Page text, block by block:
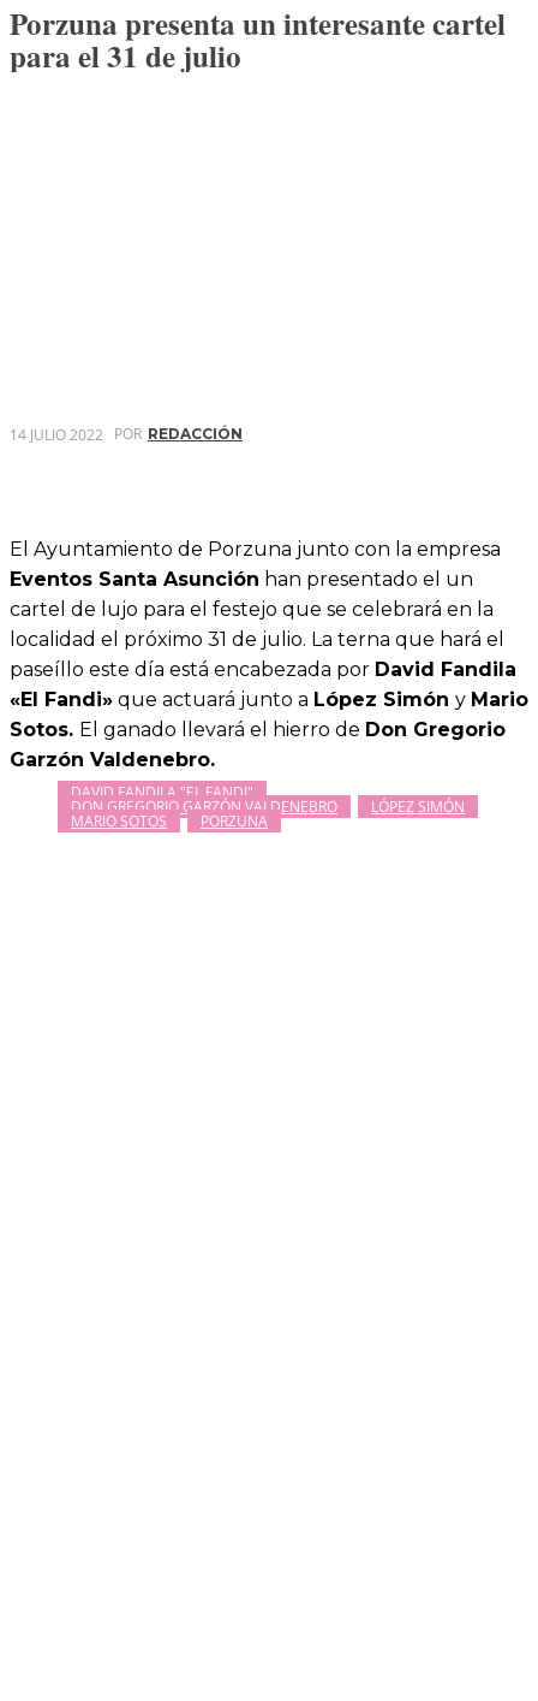
Porzuna presenta un interesante cartel
para el 31 de julio
14 JULIO 2022 POR REDACCIÓN
El Ayuntamiento de Porzuna junto con la empresa
Eventos Santa Asunción han presentado el un
cartel de lujo para el festejo que se celebrará en la
localidad el próximo 31 de julio. La terna que hará el
paseíllo este día está encabezada por David Fandila
«El Fandi» que actuará junto a López Simón y Mario
Sotos. El ganado llevará el hierro de Don Gregorio
Garzón Valdenebro.
DAVID FANDILA "EL FANDI"
DON GREGORIO GARZÓN VALDENEBRO LÓPEZ SIMÓN
MARIO SOTOS PORZUNA